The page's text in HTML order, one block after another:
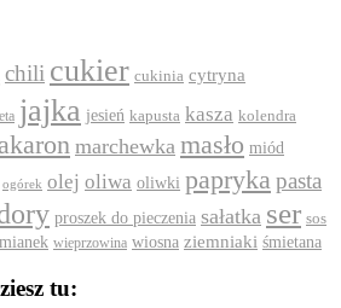
chili cukier cukinia cytryna
jajka jesień kapusta kasza kolendra
marchewka masło miód
ogórek olej oliwa oliwki paprykapasta
proszek do pieczenia sałatka ser sos
wieprzowina wiosna ziemniaki śmietana
tu: